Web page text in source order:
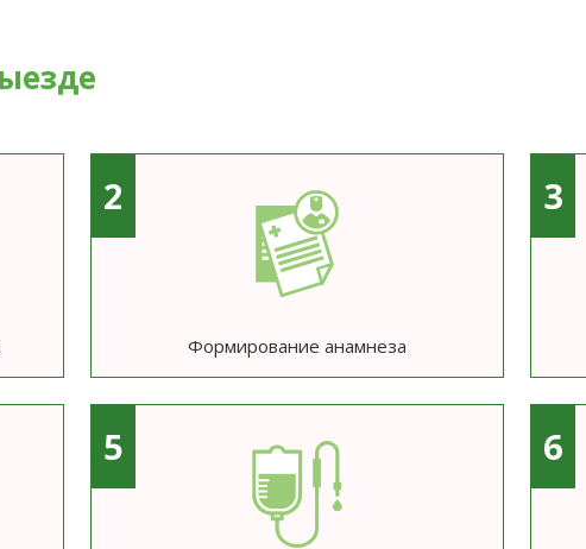
2
Формирование анамнеза
3
5 6